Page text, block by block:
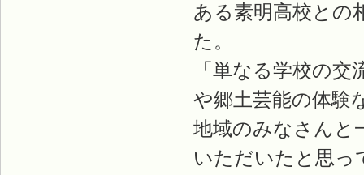
ある素明高校との
た。
「単なる学校の
や郷土芸能の体験
地域のみなさんと
いただいたと思っ